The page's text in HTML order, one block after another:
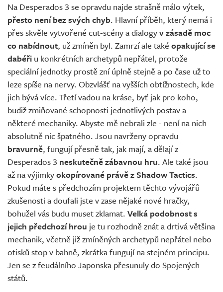
Na Desperados 3 se opravdu najde strašně málo výtek,
přesto není bez svých chyb. Hlavní příběh, který nemá i
přes skvěle vytvořené cut-scény a dialogyv zásadě moc
co nabídnout, už zmíněn byl. Zamrzí ale také opakující se
dabéři u konkrétních archetypů nepřátel, protože
speciální jednotky prostě zní úplně stejně a po čase už to
leze spíše na nervy. Obzvlášť na vyšších obtížnostech, kde
jich bývá více. Třetí vadou na kráse, byť jak pro koho,
budiž zmiňované schopnosti jednotlivých postav a
některé mechaniky. Abyste mě nebrali zle - není na nich
absolutně nic špatného. Jsou navrženy opravdu
bravurně, fungují přesně tak, jak mají, a dělají z
Desperados 3 neskutečně zábavnou hru. Ale také jsou
až na výjimkyokopírované právě z Shadow Tactics.
Pokud máte s předchozím projektem těchto vývojářů
zkušenosti a doufali jste v zase nějaké nové hračky,
bohužel vás budu muset zklamat. Velká podobnost s
jejich předchozí hrou je tu rozhodně znát a drtivá většina
mechanik, včetně již zmíněných archetypů nepřátel nebo
otisků stop v bahně, zkrátka fungují na stejném principu.
Jen se z feudálního Japonska přesunuly do Spojených
států.